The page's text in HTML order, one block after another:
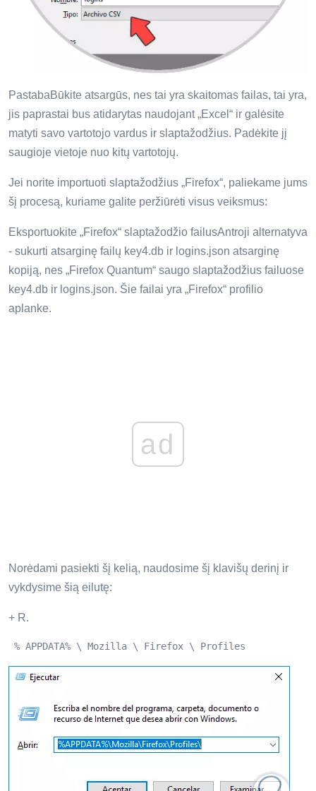
PastabaBūkite atsargūs, nes tai yra skaitomas failas, tai yra,
jis paprastai bus atidarytas naudojant „Excel“ ir galėsite
matyti savo vartotojo vardus ir slaptažodžius. Padėkite jį
saugioje vietoje nuo kitų vartotojų.
Jei norite importuoti slaptažodžius „Firefox“, paliekame jums
šį procesą, kuriame galite peržiūrėti visus veiksmus:
Eksportuokite „Firefox“ slaptažodžio failusAntroji alternatyva
- sukurti atsarginę failų key4.db ir logins.json atsarginę
kopiją, nes „Firefox Quantum“ saugo slaptažodžius failuose
key4.db ir logins.json. Šie failai yra „Firefox“ profilio
aplanke.
ad
Norėdami pasiekti šį kelią, naudosime šį klavišų derinį ir
vykdysime šią eilutę:
+ R.
% APPDATA% \ Mozilla \ Firefox \ Profiles